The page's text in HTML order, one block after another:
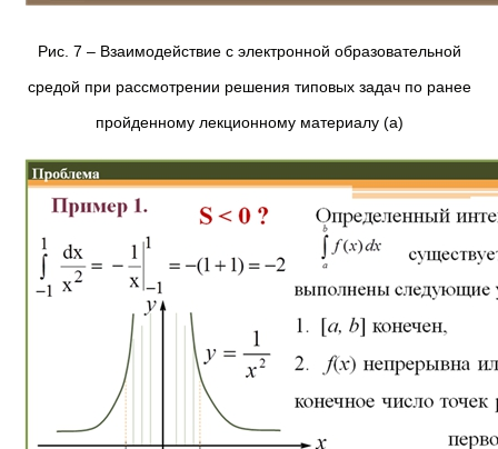
Рис. 7 – Взаимодействие с электронной образовательной
средой при рассмотрении решения типовых задач по ранее
пройденному лекционному материалу (а)